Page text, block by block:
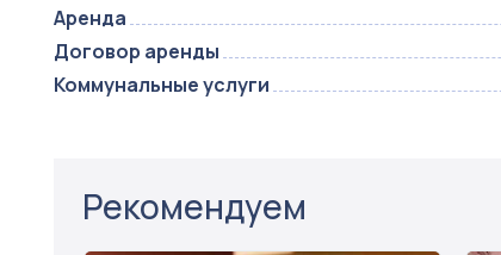
Аренда
Договор аренды
Коммунальные услуги
Рекомендуем